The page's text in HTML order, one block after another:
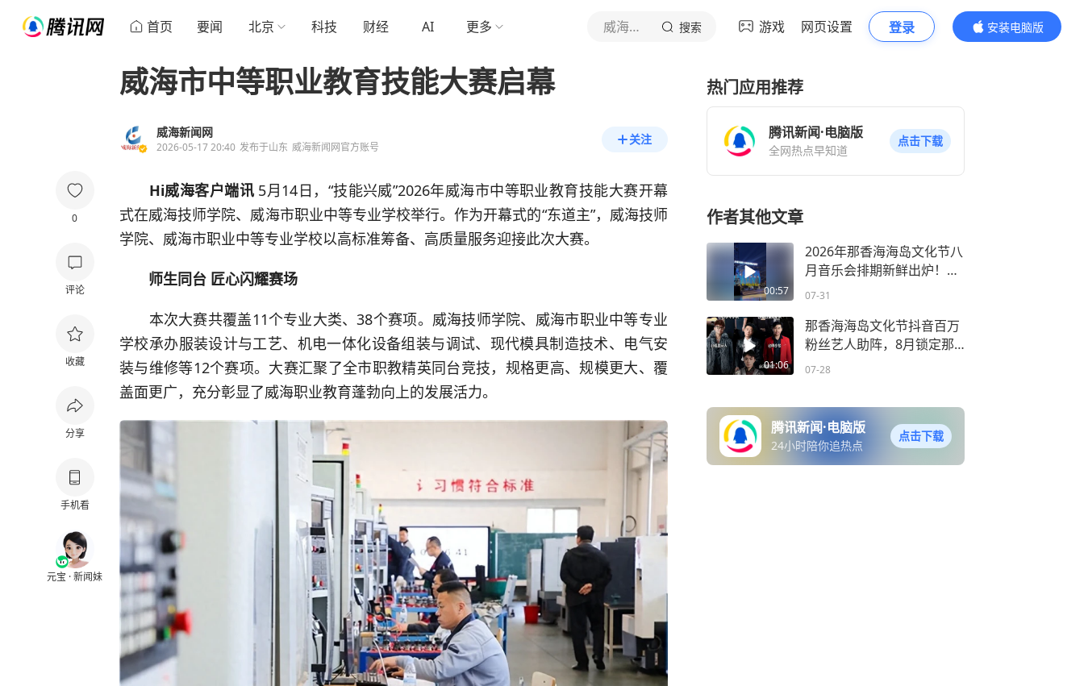
首页 要闻 北京 科技 财经 AI 更多 威海新闻网 搜索 游戏 网页设置 登录
安装电脑版
内容更精彩
0
评论
收藏
分享
手机看
元宝 · 新闻妹
威海市中等职业教育技能大赛启幕
威海新闻网
2026-05-17 20:40 发布于山东 威海新闻网官方账号
关注
Hi威海客户端讯 5月14日，“技能兴威”2026年威海市中等职业教育技能大赛开幕
式在威海技师学院、威海市职业中等专业学校举行。作为开幕式的“东道主”，威海技师
学院、威海市职业中等专业学校以高标准筹备、高质量服务迎接此次大赛。
师生同台 匠心闪耀赛场
本次大赛共覆盖11个专业大类、38个赛项。威海技师学院、威海市职业中等专业
学校承办服装设计与工艺、机电一体化设备组装与调试、现代模具制造技术、电气安
装与维修等12个赛项。大赛汇聚了全市职教精英同台竞技，规格更高、规模更大、覆
盖面更广，充分彰显了威海职业教育蓬勃向上的发展活力。
热门应用推荐
腾讯新闻·电脑版
全网热点早知道
点击下载
作者其他文章
00:57
2026年那香海海岛文化节八
月音乐会排期新鲜出炉！收
藏这份听歌日历，带你解锁
07-31
01:06
那香海海岛文化节抖音百万
粉丝艺人助阵，8月锁定那
香海摩天轮广场，现场聆听
07-28
腾讯新闻·电脑版
24小时陪你追热点
点击下载